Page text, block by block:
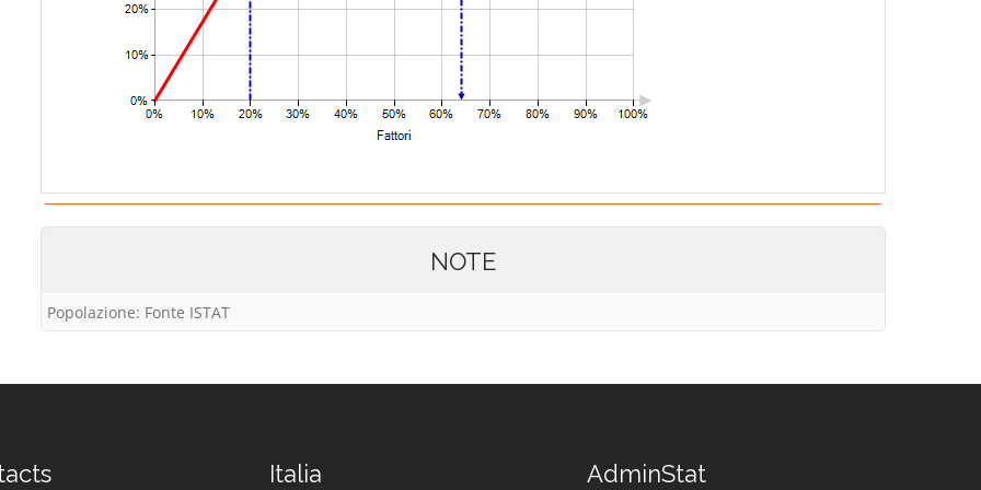
NOTE
Popolazione: Fonte ISTAT
Italia AdminStat